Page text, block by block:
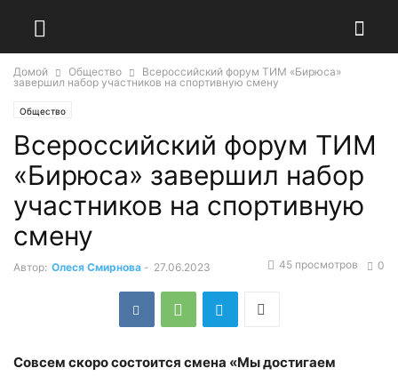
Домой Общество
Всероссийский форум ТИМ «Бирюса»
завершил набор участников на спортивную смену
Общество
Всероссийский форум ТИМ
«Бирюса» завершил набор
участников на спортивную
смену
Автор: Олеся Смирнова - 27.06.2023 0
45 просмотров
Совсем скоро состоится смена «Мы достигаем